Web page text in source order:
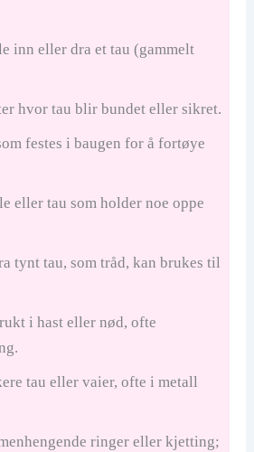
inn eller dra et tau (gammelt
hvor tau blir bundet eller sikret.
festes i baugen for å fortøye
eller tau som holder noe oppe
tynt tau, som tråd, kan brukes til
i hast eller nød, ofte
tau eller vaier, ofte i metall
ringer eller kjetting;